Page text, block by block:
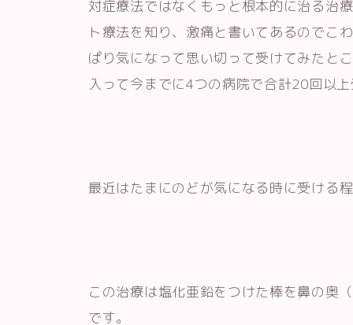
対症療法ではなくもっと根本的に治る治
ト療法を知り、激痛と書いてあるのでこ
ぱり気になって思い切って受けてみたと
入って今までに4つの病院で合計20回以
最近はたまにのどが気になる時に受ける
この治療は塩化亜鉛をつけた棒を鼻の奥
です。